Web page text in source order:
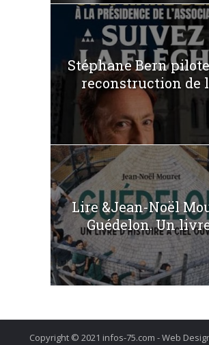
Stéphane Bern
reconstruction de
Lire &Jean-Noël
Guédelon. Un
Copyright © 2021 infos-75.com - Web